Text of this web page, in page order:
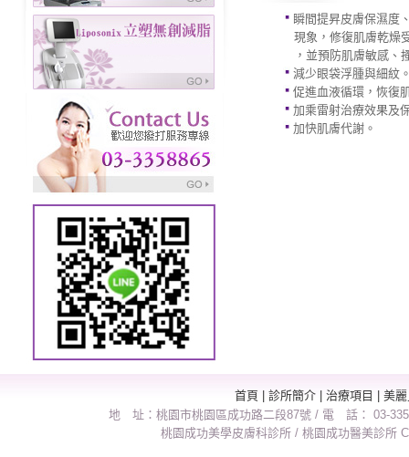
瞬間提昇皮膚保濕度
現象，修復肌膚乾燥
，並預防肌膚敏感、
減少眼袋浮腫與細紋
促進血液循環，恢復
加乘雷射治療效果及
加快肌膚代謝。
首頁 |診所簡介 |治療項目 |美
地 址：桃園市桃園區成功路二段87號 / 電 話： 03-
桃園成功美學皮膚科診所 / 桃園成功醫美診